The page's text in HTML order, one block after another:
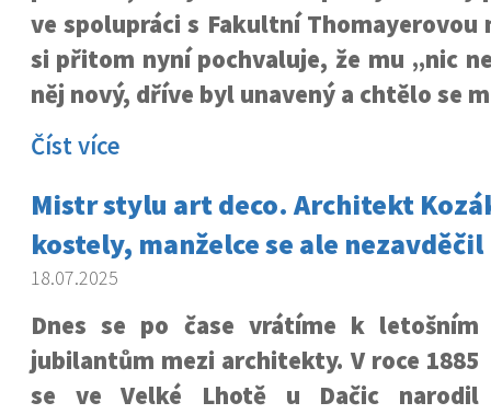
ve spolupráci s Fakultní Thomayerovou
si přitom nyní pochvaluje, že mu „nic
něj nový, dříve byl unavený a chtělo se
Číst více
Mistr stylu art deco. Architekt
kostely, manželce se ale
18.07.2025
Dnes se po čase vrátíme k letošním
jubilantům mezi architekty. V roce 1885
se ve Velké Lhotě u Dačic narodil